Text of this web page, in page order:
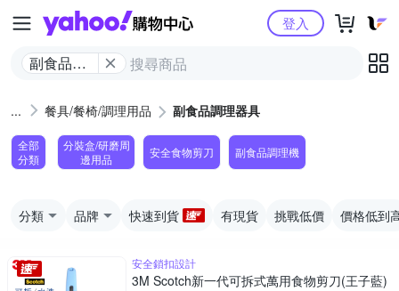
Yahoo購物中心
副食品調
登入
餐具/餐椅/調理用品 副食品調理器具
全部
分類
分裝盒/研磨周
邊用品
安全食物剪刀 副食品調理機
分類 品牌 快速到貨 有現貨 挑戰低價 價格低到
安全鎖扣設計
3M Scotch新一代可拆式萬用食物剪刀(王子藍)